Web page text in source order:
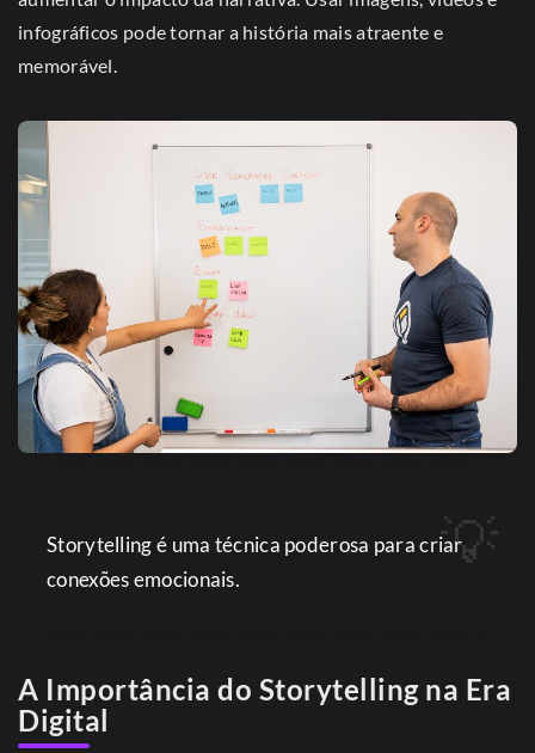
infográficos pode tornar a história mais atraente e
memorável.
Storytelling é uma técnica poderosa para criar
conexões emocionais.
A Importância do Storytelling na Era
Digital